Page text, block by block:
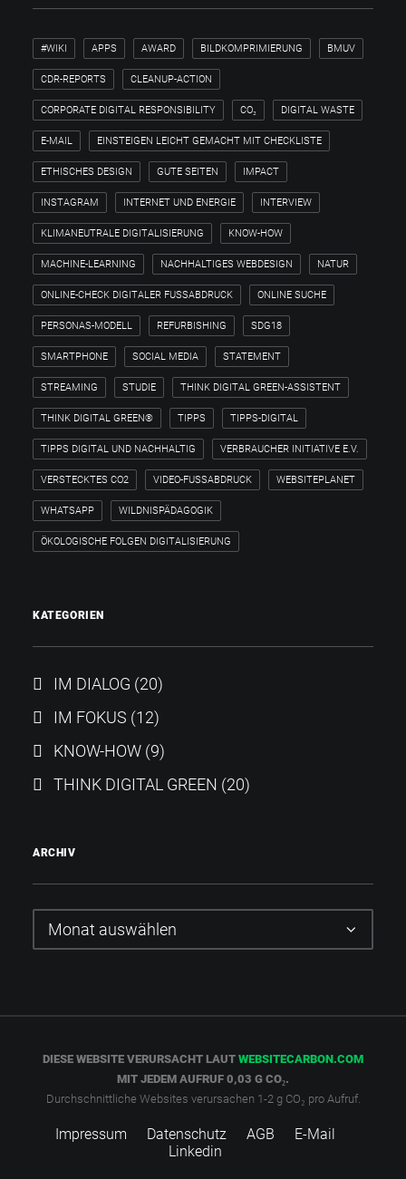
#WIKI APPS AWARD BILDKOMPRIMIERUNG BMUV
CDR-REPORTS CLEANUP-ACTION
CORPORATE DIGITAL RESPONSIBILITY CO₂ DIGITAL WASTE
E-MAIL EINSTEIGEN LEICHT GEMACHT MIT CHECKLISTE
ETHISCHES DESIGN GUTE SEITEN IMPACT
INSTAGRAM INTERNET UND ENERGIE INTERVIEW
KLIMANEUTRALE DIGITALISIERUNG KNOW-HOW
MACHINE-LEARNING NACHHALTIGES WEBDESIGN NATUR
ONLINE-CHECK DIGITALER FUSSABDRUCK ONLINE SUCHE
PERSONAS-MODELL REFURBISHING SDG18
SMARTPHONE SOCIAL MEDIA STATEMENT
STREAMING STUDIE THINK DIGITAL GREEN-ASSISTENT
THINK DIGITAL GREEN® TIPPS TIPPS-DIGITAL
TIPPS DIGITAL UND NACHHALTIG VERBRAUCHER INITIATIVE E.V.
VERSTECKTES CO2 VIDEO-FUSSABDRUCK WEBSITEPLANET
WHATSAPP WILDNISPÄDAGOGIK
ÖKOLOGISCHE FOLGEN DIGITALISIERUNG
KATEGORIEN
IM DIALOG (20)
IM FOKUS (12)
KNOW-HOW (9)
THINK DIGITAL GREEN (20)
ARCHIV
Archiv
DIESE WEBSITE VERURSACHT LAUT WEBSITECARBON.COM
MIT JEDEM AUFRUF 0,03 G CO₂.
Durchschnittliche Websites verursachen 1-2 g CO₂ pro Aufruf.
Impressum Datenschutz AGB
E-Mail
Linkedin